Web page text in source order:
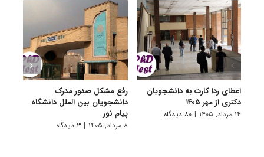
اعطای ردا کارت به دانشجویان
دکتری از مهر ۱۴۰۵
۱۴ مرداد, ۱۴۰۵ | ۸۰ دیدگاه
رفع مشکل صدور مدرک
دانشجویان بین الملل دانشگاه
پیام نور
۸ مرداد, ۱۴۰۵ | ۳ دیدگاه